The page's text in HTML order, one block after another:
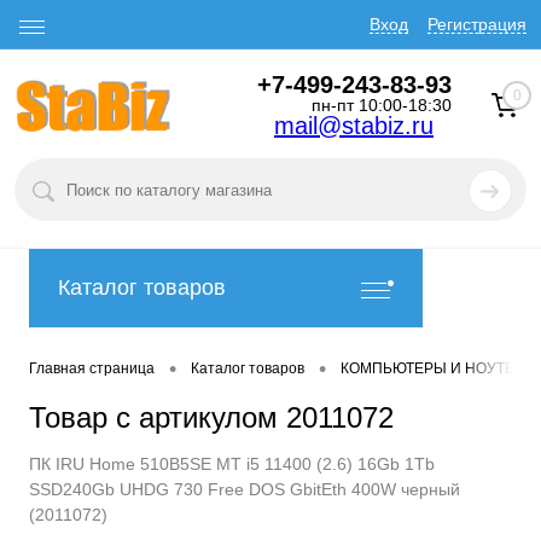
Вход Регистрация
+7-499-243-83-93
пн-пт 10:00-18:30
mail@stabiz.ru
0
Каталог товаров
Главная страница • Каталог товаров • КОМПЬЮТЕРЫ И
Товар с артикулом 2011072
ПК IRU Home 510B5SE MT i5 11400 (2.6) 16Gb 1Tb
SSD240Gb UHDG 730 Free DOS GbitEth 400W черный
(2011072)